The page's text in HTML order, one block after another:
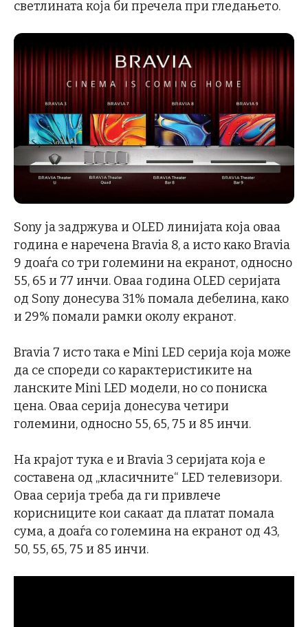
светлината која би пречела при гледањето.
Sony ја задржува и OLED линијата која оваа
година е наречена Bravia 8, а исто како Bravia
9 доаѓа со три големини на екранот, односно
55, 65 и 77 инчи. Оваа година OLED серијата
од Sony донесува 31% помала дебелина, како
и 29% помали рамки околу екранот.
Bravia 7 исто така е Mini LED серија која може
да се спореди со карактеристиките на
ланските Mini LED модели, но со пониска
цена. Оваа серија донесува четири
големини, односно 55, 65, 75 и 85 инчи.
На крајот тука е и Bravia 3 серијата која е
составена од „класичните“ LED телевизори.
Оваа серија треба да ги привлече
корисниците кои сакаат да платат помала
сума, а доаѓа со големина на екранот од 43,
50, 55, 65, 75 и 85 инчи.